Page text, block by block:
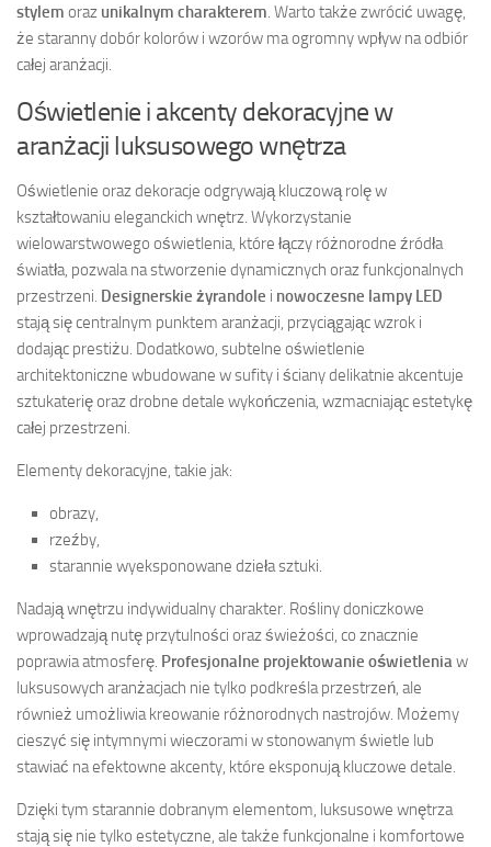
stylem oraz unikalnym charakterem. Warto także zwrócić uwagę,
że staranny dobór kolorów i wzorów ma ogromny wpływ na odbiór
całej aranżacji.
Oświetlenie i akcenty dekoracyjne w
aranżacji luksusowego wnętrza
Oświetlenie oraz dekoracje odgrywają kluczową rolę w
kształtowaniu eleganckich wnętrz. Wykorzystanie
wielowarstwowego oświetlenia, które łączy różnorodne źródła
światła, pozwala na stworzenie dynamicznych oraz funkcjonalnych
przestrzeni. Designerskie żyrandole i nowoczesne lampy LED
stają się centralnym punktem aranżacji, przyciągając wzrok i
dodając prestiżu. Dodatkowo, subtelne oświetlenie
architektoniczne wbudowane w sufity i ściany delikatnie akcentuje
sztukaterię oraz drobne detale wykończenia, wzmacniając estetykę
całej przestrzeni.
Elementy dekoracyjne, takie jak:
obrazy,
rzeźby,
starannie wyeksponowane dzieła sztuki.
Nadają wnętrzu indywidualny charakter. Rośliny doniczkowe
wprowadzają nutę przytulności oraz świeżości, co znacznie
poprawia atmosferę. Profesjonalne projektowanie oświetleniaw
luksusowych aranżacjach nie tylko podkreśla przestrzeń, ale
również umożliwia kreowanie różnorodnych nastrojów. Możemy
cieszyć się intymnymi wieczorami w stonowanym świetle lub
stawiać na efektowne akcenty, które eksponują kluczowe detale.
Dzięki tym starannie dobranym elementom, luksusowe wnętrza
stają się nie tylko estetyczne, ale także funkcjonalne i komfortowe